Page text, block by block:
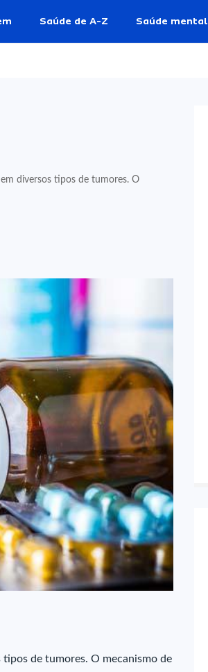
Saúde de A-Z Saúde mental
diversos tipos de tumores. O
de tumores. O mecanismo de